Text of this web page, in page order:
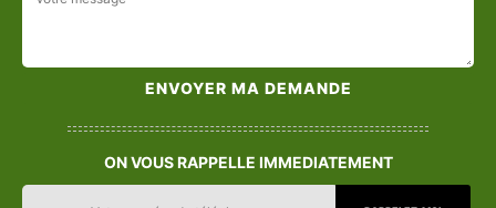
ON VOUS RAPPELLE IMMEDIATEMENT